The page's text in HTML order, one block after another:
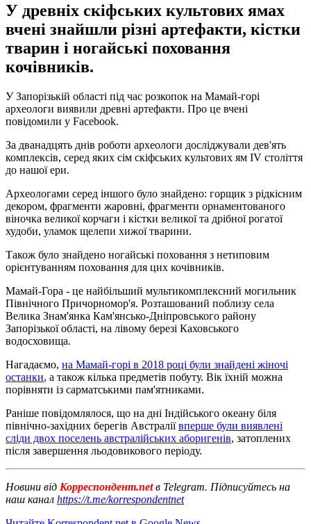
У древніх скіфських культових ямах
вчені знайшли різні артефакти, кістки
тварин і ногайські поховання
кочівників.
У Запорізькій області під час розкопок на Мамай-горі
археологи виявили древні артефакти. Про це вчені
повідомили у Facebook.
За дванадцять днів роботи археологи досліджували дев'ять
комплексів, серед яких сім скіфських культових ям IV століття
до нашої ери.
Археологами серед іншого було знайдено: горщик з рідкісним
декором, фрагменти жаровні, фрагменти орнаментованого
віночка великої корчаги і кістки великої та дрібної рогатої
худоби, уламок щелепи хижої тварини.
Також було знайдено ногайські поховання з нетиповим
орієнтуванням поховання для цих кочівників.
Мамай-Гора - це найбільший мультикомплексний могильник
Північного Причорномор'я. Розташований поблизу села
Велика Знам'янка Кам'янсько-Дніпровського району
Запорізької області, на лівому березі Каховського
водосховища.
Нагадаємо, на Мамай-горі в 2018 році були знайдені жіночі
останки, а також кілька предметів побуту. Вік їхній можна
порівняти із сарматськими пам'ятниками.
Раніше повідомлялося, що на дні Індійського океану біля
північно-західних берегів Австраліївперше були виявлені
сліди двох поселень австралійських аборигенів, затоплених
після завершення льодовикового періоду.
Новини від Корреспондент.netв Telegram. Підписуйтесь на
наш канал https://t.me/korrespondentnet